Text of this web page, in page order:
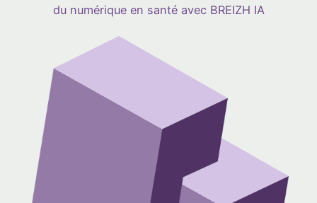
du numérique en santé avec BREIZH IA